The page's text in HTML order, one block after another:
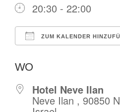
20:30 - 22:00
ZUM KALENDER
WO
Hotel Neve Ilan
Neve Ilan , 90850